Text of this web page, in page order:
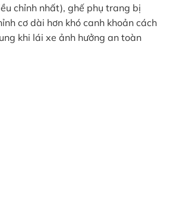
chỉnh nhất), ghế phụ trang bị
cơ dài hơn khó canh khoản cách
khi lái xe ảnh hưởng an toàn